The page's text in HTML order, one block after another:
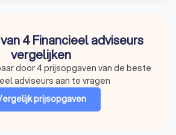
4 Financieel adviseurs
vergelijken
door 4 prijsopgaven van de beste
adviseurs aan te vragen
prijsopgaven